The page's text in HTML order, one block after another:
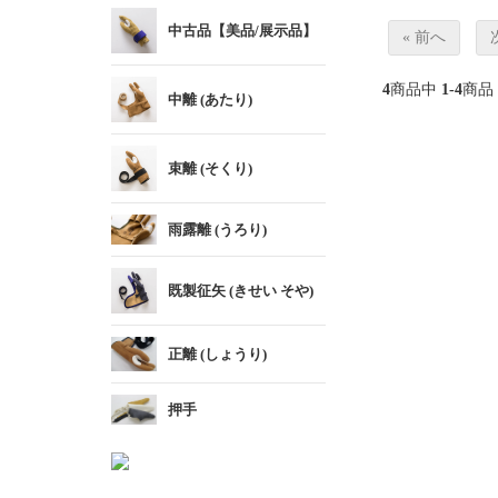
« 前へ
4商品中 1-4商品
中古品【美品/展示品】
中離 (あたり)
束離 (そくり)
雨露離 (うろり)
既製征矢 (きせい そや)
正離 (しょうり)
押手